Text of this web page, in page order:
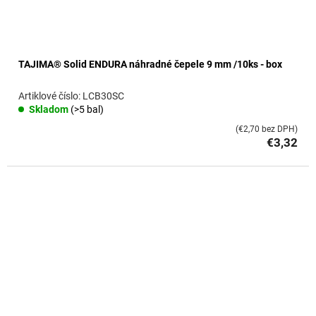
TAJIMA® Solid ENDURA náhradné čepele 9 mm /10ks - box
Skladom (>5 bal)
LCB30SC
€3,32
(€2,70 bez DPH)